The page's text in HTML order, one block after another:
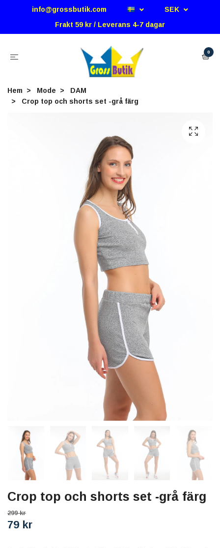
info@grossbutik.com
SEK
Frakt 59 kr / Leverans 4-7 dagar
0
Hem Mode
DAM
Crop top och shorts set -grå färg
Crop top och shorts set -grå färg
299 kr
79 kr